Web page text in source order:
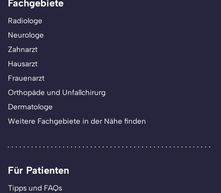
Fachgebiete
Radiologe
Neurologe
Zahnarzt
Hausarzt
Frauenarzt
Orthopäde und Unfallchirurg
Dermatologe
Weitere Fachgebiete in der Nähe finden
Für Patienten
Tipps und FAQs